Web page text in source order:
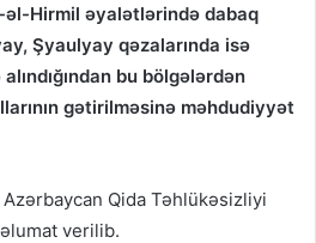
əl-Hirmil əyalətlərində dabaq
Şyaulyay qəzalarında isə
bu bölgələrdən
gətirilməsinə məhdudiyyət
Azərbaycan Qida Təhlükəsizliyi
verilib.